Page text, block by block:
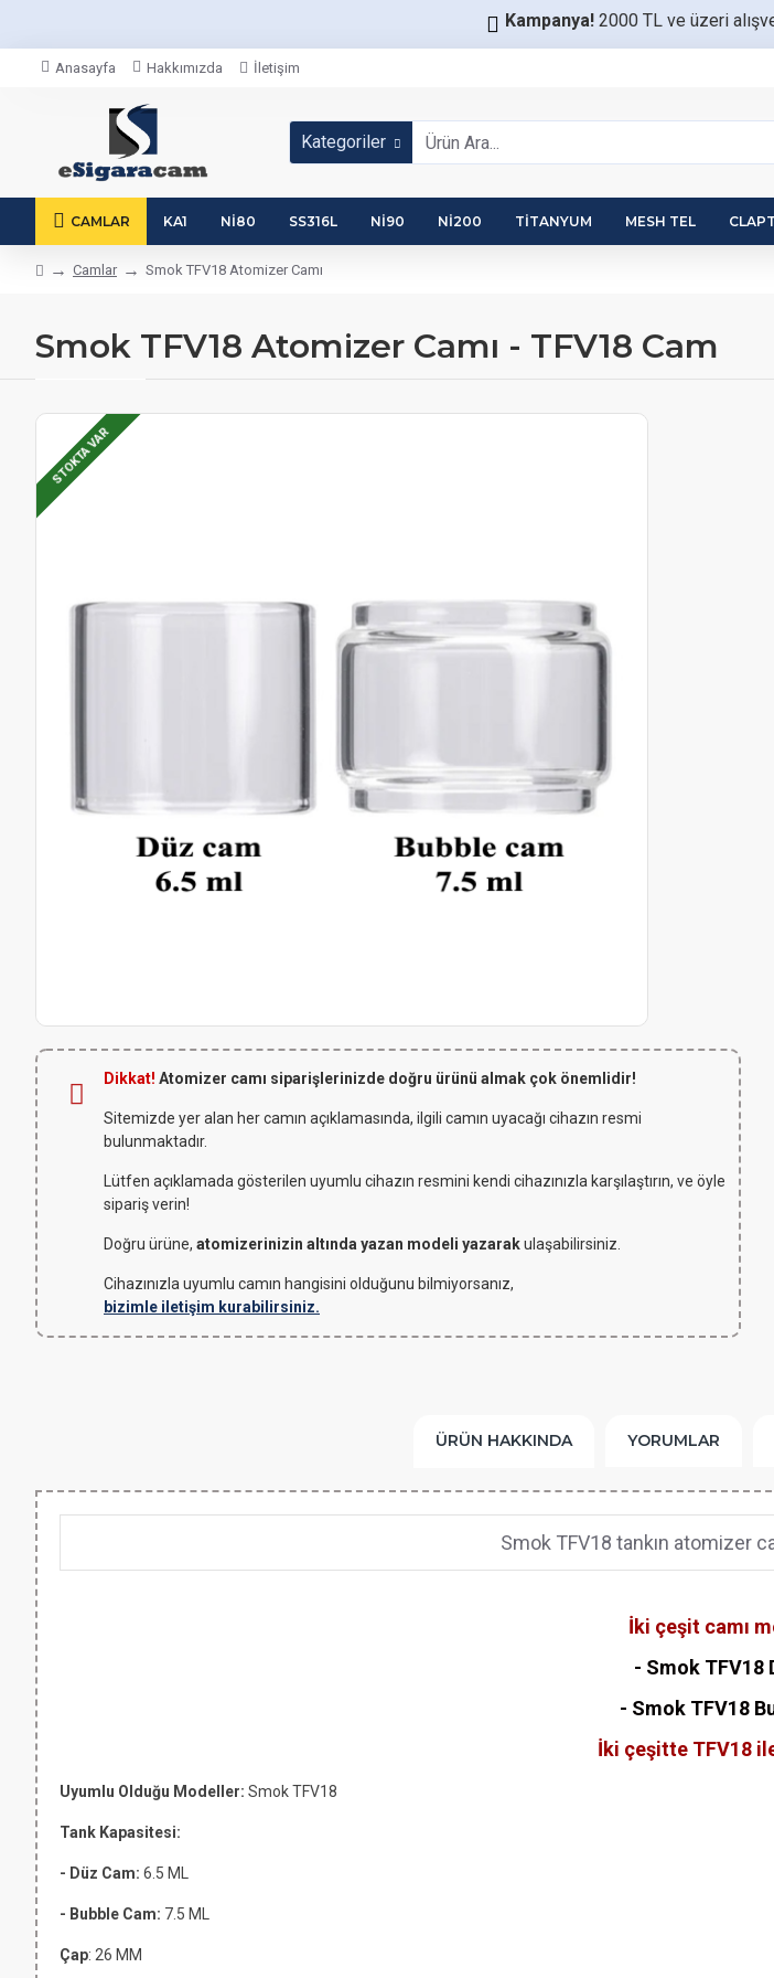
Kampanya! 2000 TL ve üzeri
Anasayfa Hakkımızda İletişim
Kategoriler
CAMLAR KA1 NI80 SS316L NI90 NI200 TITANYUM MESH TEL
Camlar Smok TFV18 Atomizer Camı
Smok TFV18 Atomizer Camı - TFV18 Cam
STOKTA VAR
Dikkat! Atomizer camı siparişlerinizde doğru ürünü almak çok önemlidir!
Sitemizde yer alan her camın açıklamasında, ilgili camın uyacağı cihazın resmi
bulunmaktadır.
Lütfen açıklamada gösterilen uyumlu cihazın resmini kendi cihazınızla karşılaştırın, ve öyle
sipariş verin!
Doğru ürüne, atomizerinizin altında yazan modeli yazarakulaşabilirsiniz.
Cihazınızla uyumlu camın hangisini olduğunu bilmiyorsanız,
bizimle iletişim kurabilirsiniz.
ÜRÜN HAKKINDA YORUMLAR
Smok TFV18 tankın atomizer
İki çeşit camı
- Smok TFV18
- Smok TFV18
İki çeşitte TFV18
Uyumlu Olduğu Modeller: Smok TFV18
Tank Kapasitesi:
- Düz Cam: 6.5 ML
- Bubble Cam: 7.5 ML
Çap: 26 MM